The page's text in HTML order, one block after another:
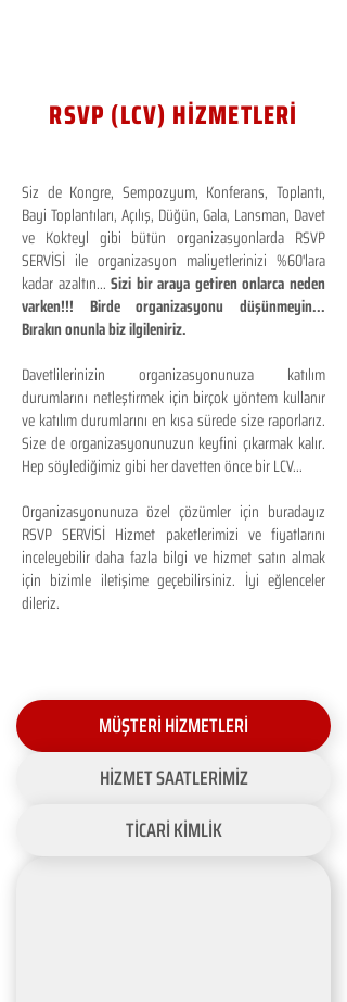
RSVP (LCV) HİZMETLERİ
Siz de Kongre, Sempozyum, Konferans, Toplantı,
Bayi Toplantıları, Açılış, Düğün, Gala, Lansman, Davet
ve Kokteyl gibi bütün organizasyonlarda RSVP
SERVİSİ ile organizasyon maliyetlerinizi %60'lara
kadar azaltın...Sizi bir araya getiren onlarca neden
varken!!! Birde organizasyonu düşünmeyin...
Bırakın onunla biz ilgileniriz.
Davetlilerinizin organizasyonunuza katılım
durumlarını netleştirmek için birçok yöntem kullanır
ve katılım durumlarını en kısa sürede size raporlarız.
Size de organizasyonunuzun keyfini çıkarmak kalır.
Hep söylediğimiz gibi her davetten önce bir LCV...
Organizasyonunuza özel çözümler için buradayız
RSVP SERVİSİ Hizmet paketlerimizi ve fiyatlarını
inceleyebilir daha fazla bilgi ve hizmet satın almak
için bizimle iletişime geçebilirsiniz. İyi eğlenceler
dileriz.
MÜŞTERİ HİZMETLERİ
HİZMET SAATLERİMİZ
TİCARİ KİMLİK